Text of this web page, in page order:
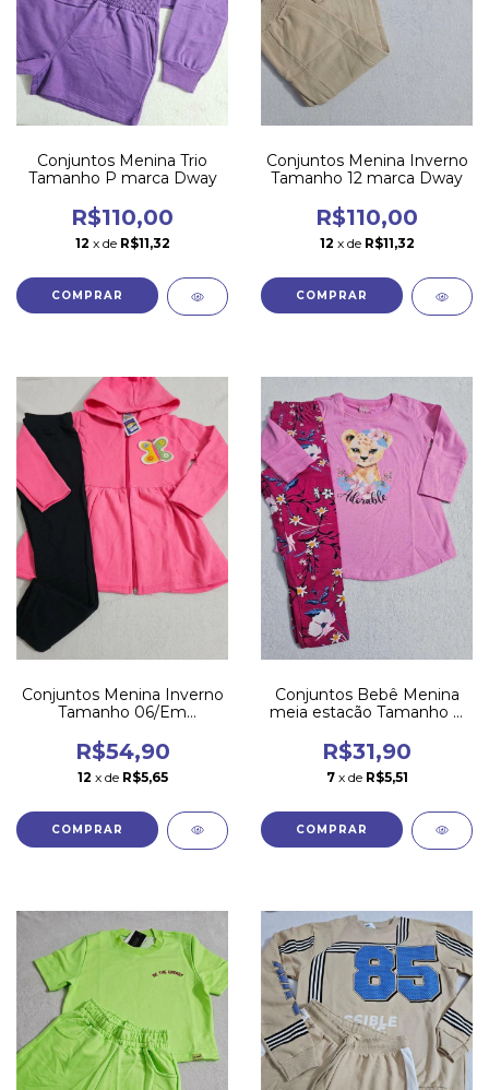
Conjuntos Menina Trio
Tamanho P marca Dway
R$110,00
12 x de R$11,32
COMPRAR
Conjuntos Menina Inverno
Tamanho 12 marca Dway
R$110,00
12 x de R$11,32
COMPRAR
Conjuntos Menina Inverno
Tamanho 06/Em
R$54,90
12 x de R$5,65
COMPRAR
Conjuntos Bebê Menina
meia estacão Tamanho G
R$31,90
7 x de R$5,51
COMPRAR